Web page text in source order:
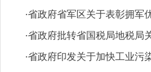
·省政府省军区关于表彰拥军
·省政府批转省国税局地税局
·省政府印发关于加快工业污